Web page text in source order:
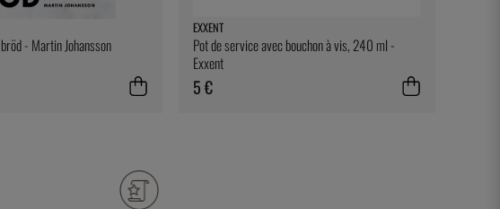
- Martin Johansson
EXXENT
Pot de service avec bouchon à vis, 240 ml -
Exxent
5 €